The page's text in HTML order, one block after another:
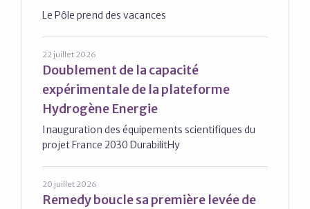
Le Pôle prend des vacances
22 juillet 2026
Doublement de la capacité
expérimentale de la plateforme
Hydrogène Energie
Inauguration des équipements scientifiques du
projet France 2030 DurabilitHy
20 juillet 2026
Remedy boucle sa première levée de